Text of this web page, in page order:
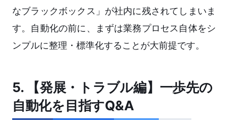
なブラックボックス」が社内に残されてしまいま
す。自動化の前に、まずは業務プロセス自体をシ
ンプルに整理・標準化することが大前提です。
5. 【発展・トラブル編】一歩先の
自動化を目指すQ&A